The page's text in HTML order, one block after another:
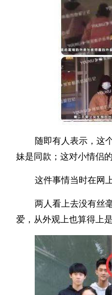
随即有人表示，这
妹是同款；这对小情侣
这件事情当时在网
两人看上去没有丝
爱，从外观上也算得上